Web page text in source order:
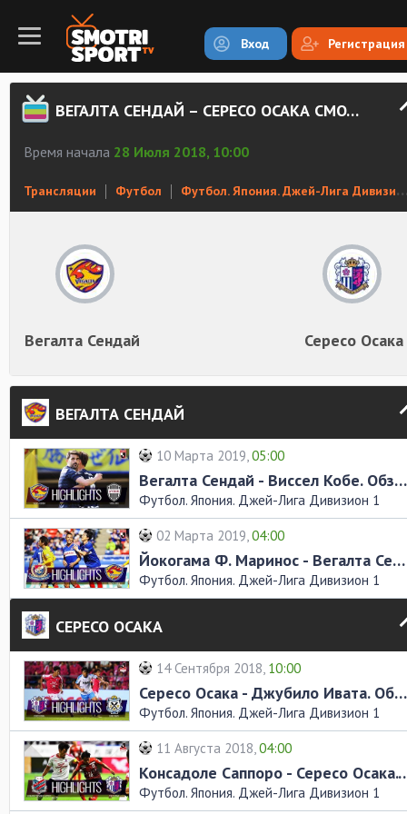
Вход Регистрация
ВЕГАЛТА СЕНДАЙ – СЕРЕСО ОСАКА СМОТРЕТЬ ОНЛАЙН
Время начала 28 Июля 2018, 10:00
Трансляции Футбол Футбол. Япония. Джей-Лига Дивизион 1
Вегалта Сендай Сересо Осака
ВЕГАЛТА СЕНДАЙ
10 Марта 2019,05:00
Вегалта Сендай - Виссел Кобе. Обзор матча
Футбол. Япония. Джей-Лига Дивизион 1
02 Марта 2019,04:00
Йокогама Ф. Маринос - Вегалта Сендай. Обзор матча
Футбол. Япония. Джей-Лига Дивизион 1
СЕРЕСО ОСАКА
14 Сентября 2018, 10:00
Сересо Осака - Джубило Ивата. Обзор матча
Футбол. Япония. Джей-Лига Дивизион 1
11 Августа 2018,04:00
Консадоле Саппоро -
Футбол. Япония. Джей-Лига Дивизион 1